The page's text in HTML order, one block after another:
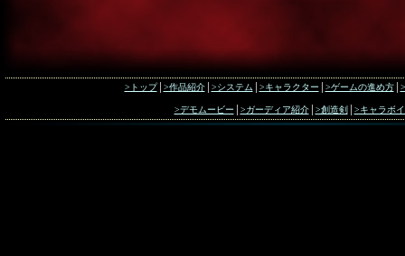
>トップ│ >作品紹介│ >システム >キャラクター >ゲームの進め方│
>デモムービー >ガーディア紹介│ >創造剣 >キャラボ